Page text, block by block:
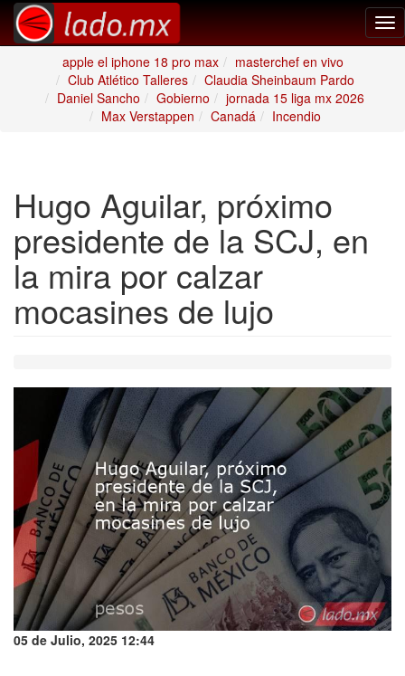
apple el iphone 18 pro max
masterchef en vivo
Club Atlético Talleres
Claudia Sheinbaum Pardo
Daniel Sancho
Gobierno
jornada 15 liga mx 2026
Max Verstappen
Canadá Incendio
Hugo Aguilar, próximo
presidente de la SCJ, en
la mira por calzar
mocasines de lujo
05 de Julio, 2025 12:44